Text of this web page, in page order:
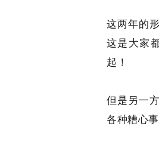
这两年的
这是大家
起！
但是另一
各种糟心